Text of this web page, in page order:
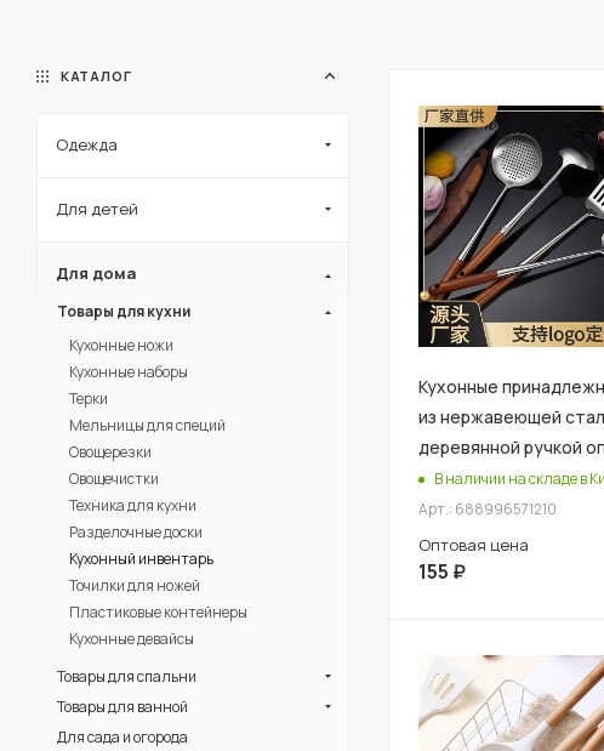
Кухонные
из нержавеющей
деревянной ручкой
В наличии на складе в
Арт.: 688996571210
Оптовая цена
155 ₽
КАТАЛОГ
Одежда
Для детей
Для дома
Товары для кухни
Кухонные ножи
Кухонные наборы
Терки
Мельницы для специй
Овощерезки
Овощечистки
Техника для кухни
Разделочные доски
Кухонный инвентарь
Точилки для ножей
Пластиковые контейнеры
Кухонные девайсы
Товары для спальни
Товары для ванной
Для сада и огорода